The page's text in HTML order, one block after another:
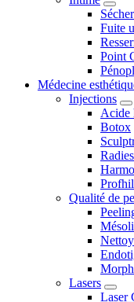
Fuite
Point
Médecine
Injections
Acide
Botox
Qualité de
Lasers
Laser